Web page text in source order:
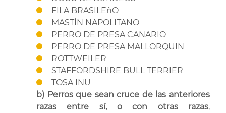
FILA BRASILEñO
MASTÍN NAPOLITANO
PERRO DE PRESA CANARIO
PERRO DE PRESA MALLORQUIN
ROTTWEILER
STAFFORDSHIRE BULL TERRIER
TOSA INU
b) Perros que sean cruce de las anteriores
razas entre sí, o con otras razas,